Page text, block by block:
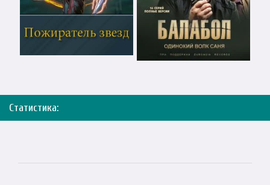
Статистика: